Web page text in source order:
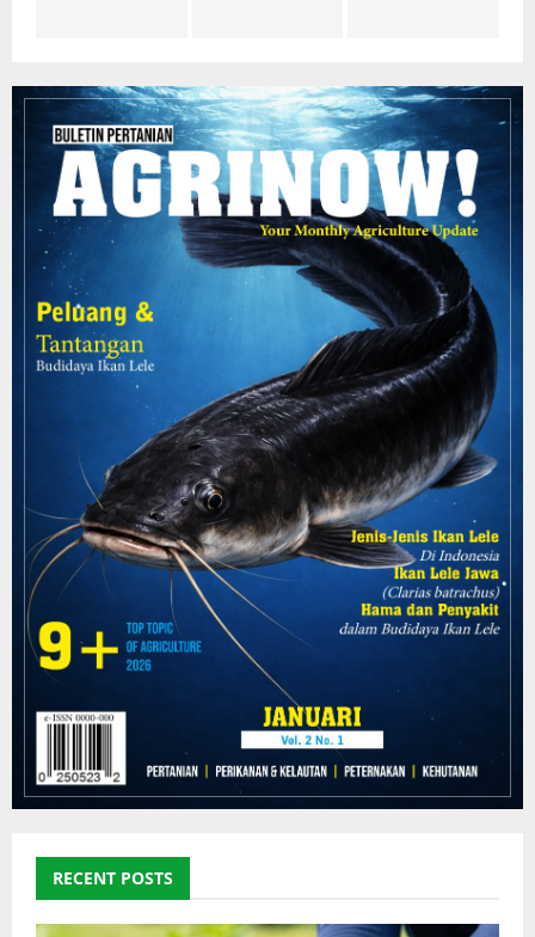
RECENT POSTS